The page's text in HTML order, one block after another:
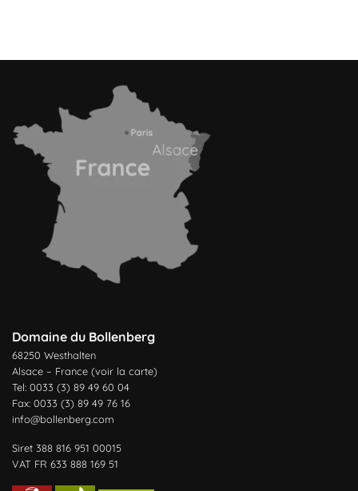
Domaine du Bollenberg
68250 Westhalten
Alsace – France (voir la carte)
Tel: 0033 (3) 89 49 60 04
Fax: 0033 (3) 89 49 76 16
info@bollenberg.com
Siret 388 816 951 00015
VAT FR 633 888 169 51